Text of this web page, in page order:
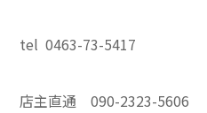
tel 0463-73-5417
店主直通 090-2323-5606